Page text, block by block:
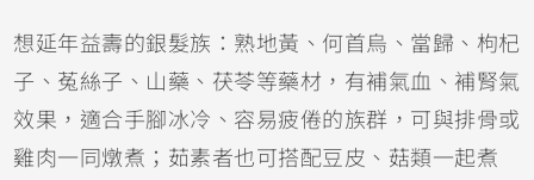
想延年益壽的銀髮族：熟地黃、何首烏、當歸、枸杞
子、菟絲子、山藥、茯苓等藥材，有補氣血、補腎氣
效果，適合手腳冰冷、容易疲倦的族群，可與排骨或
雞肉一同燉煮；茹素者也可搭配豆皮、菇類一起煮